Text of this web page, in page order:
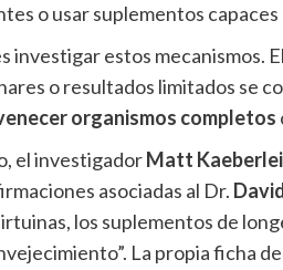
o usar suplementos
investigar estos
o resultados limitados se
organismos completos
el investigadorMatt
asociadas al Dr.
los suplementos de
La propia ficha